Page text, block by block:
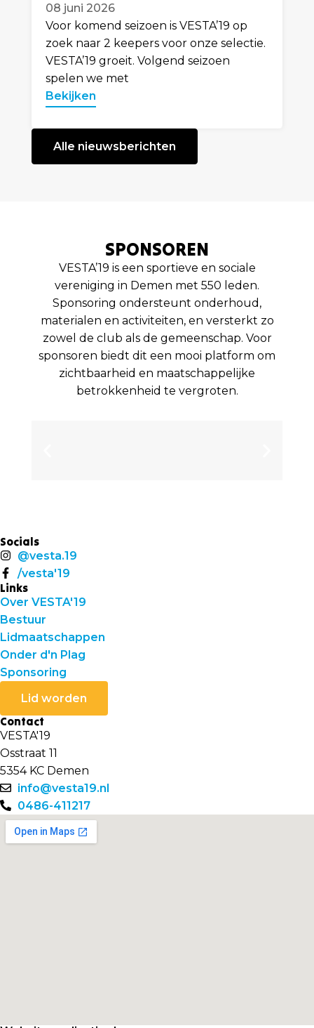
08 juni 2026
Voor komend seizoen is VESTA’19 op
zoek naar 2 keepers voor onze selectie.
VESTA’19 groeit. Volgend seizoen
spelen we met
Bekijken
Alle nieuwsberichten
SPONSOREN
VESTA’19 is een sportieve en sociale
vereniging in Demen met 550 leden.
Sponsoring ondersteunt onderhoud,
materialen en activiteiten, en versterkt zo
zowel de club als de gemeenschap. Voor
sponsoren biedt dit een mooi platform om
zichtbaarheid en maatschappelijke
betrokkenheid te vergroten.
Socials
@vesta.19
/vesta'19
Links
Over VESTA'19
Bestuur
Lidmaatschappen
Onder d'n Plag
Sponsoring
Lid worden
Contact
VESTA'19
Osstraat 11
5354 KC Demen
info@vesta19.nl
0486-411217